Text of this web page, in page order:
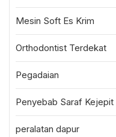
Mesin Soft Es Krim
Orthodontist Terdekat
Pegadaian
Penyebab Saraf Kejepit
peralatan dapur